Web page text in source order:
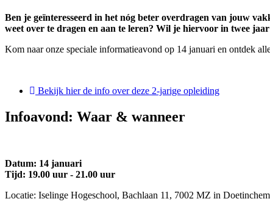
Ben je geïnteresseerd in het nóg beter overdragen van jouw
weet over te dragen en aan te leren? Wil je hiervoor in twee
Kom naar onze speciale informatieavond op 14 januari en ontdek
Bekijk hier de info over deze 2-jarige opleiding
Infoavond: Waar & wanneer
Datum: 14 januari
Tijd: 19.00 uur - 21.00 uur
Locatie: Iselinge Hogeschool, Bachlaan 11, 7002 MZ in Doetinchem